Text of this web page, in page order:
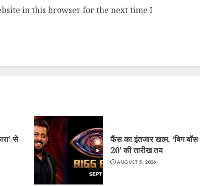
in this browser for the next time I
से
फैंस का इंतजार खत्म, ‘बिग बॉस
20’ की तारीख तय
AUGUST 5, 2026